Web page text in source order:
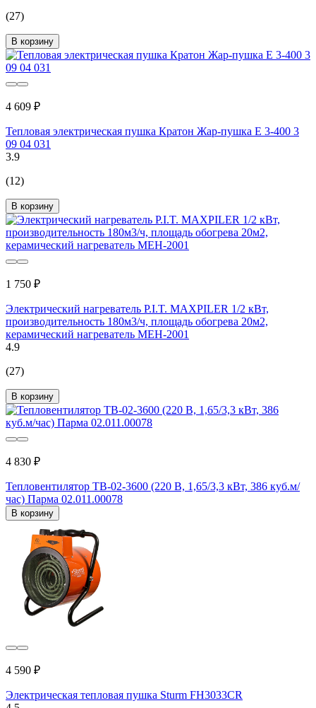
(27)
В корзину
4 609 ₽
Тепловая электрическая пушка Кратон Жар-пушка Е 3-400 3
09 04 031
3.9
(12)
В корзину
1 750 ₽
Электрический нагреватель P.I.T. MAXPILER 1/2 кВт,
производительность 180м3/ч, площадь обогрева 20м2,
керамический нагреватель MEH-2001
4.9
(27)
В корзину
4 830 ₽
Тепловентилятор ТВ-02-3600 (220 В, 1,65/3,3 кВт, 386 куб.м/
час) Парма 02.011.00078
В корзину
4 590 ₽
Электрическая тепловая пушка Sturm FH3033CR